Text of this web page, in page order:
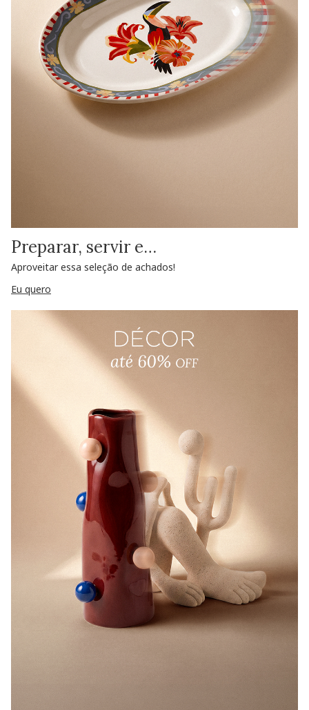
Preparar, servir e…
Aproveitar essa seleção de achados!
Eu quero